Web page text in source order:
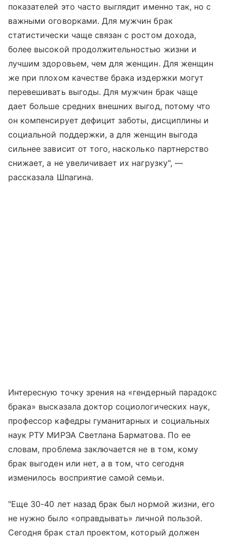
показателей это часто выглядит именно так, но с
важными оговорками. Для мужчин брак
статистически чаще связан с ростом дохода,
более высокой продолжительностью жизни и
лучшим здоровьем, чем для женщин. Для женщин
же при плохом качестве брака издержки могут
перевешивать выгоды. Для мужчин брак чаще
дает больше средних внешних выгод, потому что
он компенсирует дефицит заботы, дисциплины и
социальной поддержки, а для женщин выгода
сильнее зависит от того, насколько партнерство
снижает, а не увеличивает их нагрузку", —
рассказала Шпагина.
Интересную точку зрения на «гендерный парадокс
брака» высказала доктор социологических наук,
профессор кафедры гуманитарных и социальных
наук РТУ МИРЭА Светлана Барматова. По ее
словам, проблема заключается не в том, кому
брак выгоден или нет, а в том, что сегодня
изменилось восприятие самой семьи.
"Еще 30-40 лет назад брак был нормой жизни, его
не нужно было «оправдывать» личной пользой.
Сегодня брак стал проектом, который должен